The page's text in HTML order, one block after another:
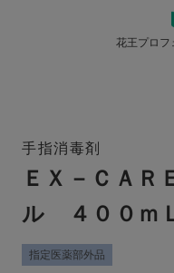
花王プロフ
手指消毒剤
ＥＸ－ＣＡ
ル ４００ｍ
指定医薬部外品